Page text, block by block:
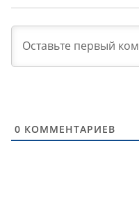
0 КОММЕНТАРИЕВ